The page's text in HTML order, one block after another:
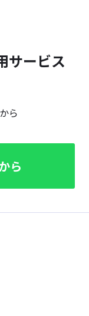
サービス
ら
ら